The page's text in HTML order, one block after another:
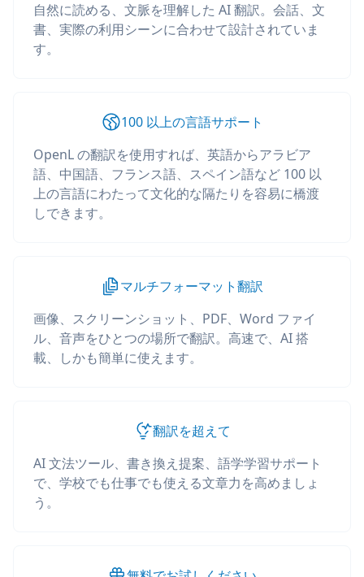
自然に読める、文脈を理解した AI 翻訳。会話、文
書、実際の利用シーンに合わせて設計されていま
す。
100 以上の言語サポート
OpenL の翻訳を使用すれば、英語からアラビア
語、中国語、フランス語、スペイン語など 100 以
上の言語にわたって文化的な隔たりを容易に橋渡
しできます。
マルチフォーマット翻訳
画像、スクリーンショット、PDF、Word ファイ
ル、音声をひとつの場所で翻訳。高速で、AI 搭
載、しかも簡単に使えます。
翻訳を超えて
AI 文法ツール、書き換え提案、語学学習サポート
で、学校でも仕事でも使える文章力を高めましょ
う。